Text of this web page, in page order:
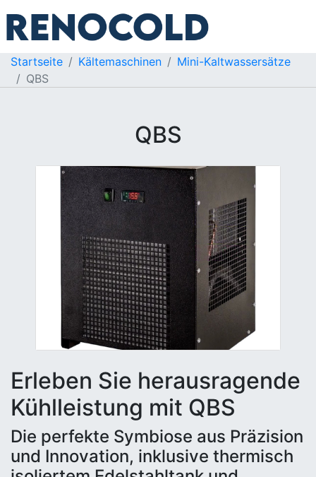
Startseite Kältemaschinen
Mini-Kaltwassersätze
QBS
QBS
Previous
Erleben Sie herausragende
Kühlleistung mit QBS
Die perfekte Symbiose aus Präzision
und Innovation, inklusive thermisch